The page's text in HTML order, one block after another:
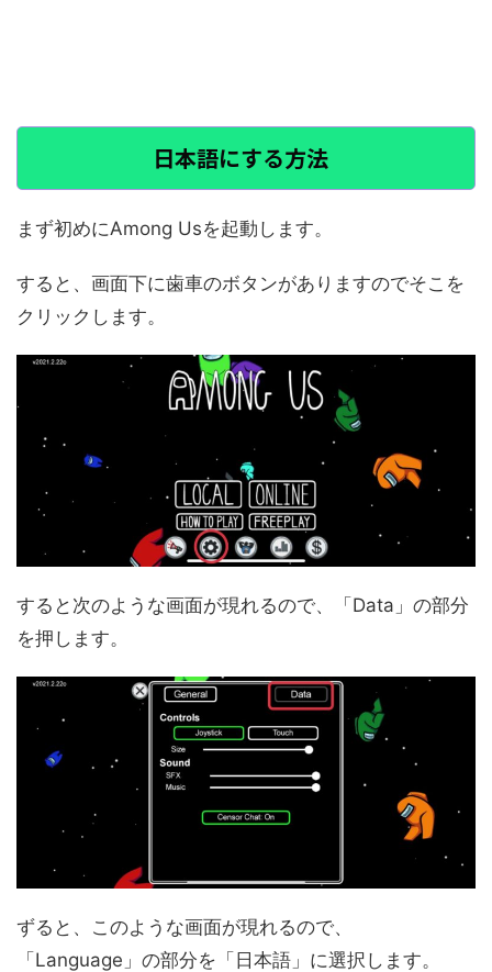
日本語にする方法
まず初めにAmong Usを起動します。
すると、画面下に歯車のボタンがありますのでそこを
クリックします。
すると次のような画面が現れるので、「Data」の部分
を押します。
ずると、このような画面が現れるので、
「Language」の部分を「日本語」に選択します。